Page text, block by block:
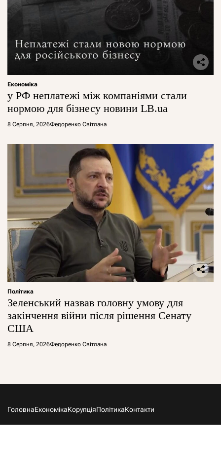
Економіка
у РФ неплатежі між компаніями стали
нормою для бізнесу новини LB.ua
8 Серпня, 2026Федоренко Світлана
Політика
Зеленський назвав головну умову для
закінчення війни після рішення Сенату
США
8 Серпня, 2026Федоренко Світлана
ГоловнаЕкономікаКорупціяПолітикаКонтакти